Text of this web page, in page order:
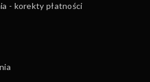
- korekty płatności